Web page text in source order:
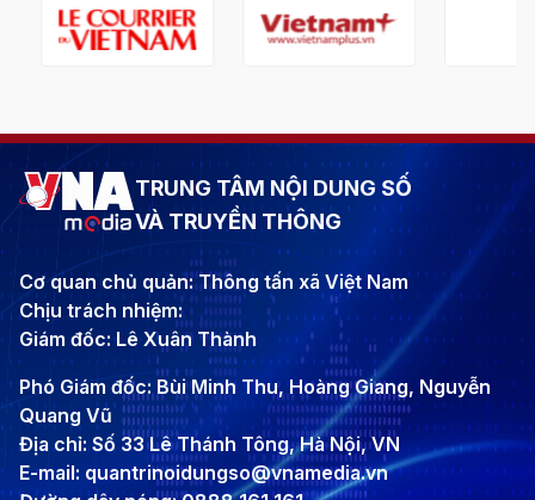
TRUNG TÂM NỘI DUNG SỐ
VÀ TRUYỀN THÔNG
Cơ quan chủ quản: Thông tấn xã Việt Nam
Chịu trách nhiệm:
Giám đốc: Lê Xuân Thành
Phó Giám đốc: Bùi Minh Thu, Hoàng Giang, Nguyễn
Quang Vũ
Địa chỉ: Số 33 Lê Thánh Tông, Hà Nội, VN
E-mail: quantrinoidungso@vnamedia.vn